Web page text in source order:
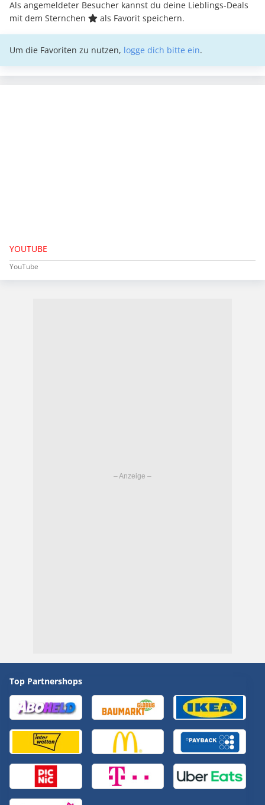
Als angemeldeter Besucher kannst du deine Lieblings-Deals
mit dem Sternchen
als Favorit speichern.
Um die Favoriten zu nutzen, logge dich bitte ein.
YOUTUBE
YouTube
Top Partnershops